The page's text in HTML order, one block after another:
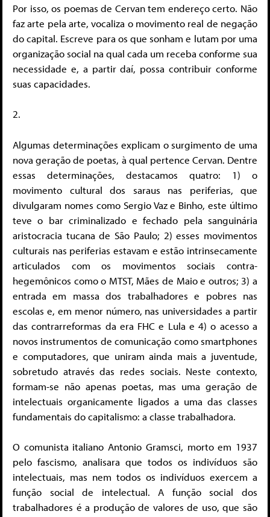
Por isso, os poemas de Cervan tem endereço certo. Não
faz arte pela arte, vocaliza o movimento real de negação
do capital. Escreve para os que sonham e lutam por uma
organização social na qual cada um receba conforme sua
necessidade e, a partir daí, possa contribuir conforme
suas capacidades.
2.
Algumas determinações explicam o surgimento de uma
nova geração de poetas, à qual pertence Cervan. Dentre
essas determinações, destacamos quatro: 1) o
movimento cultural dos saraus nas periferias, que
divulgaram nomes como Sergio Vaz e Binho, este último
teve o bar criminalizado e fechado pela sanguinária
aristocracia tucana de São Paulo; 2) esses movimentos
culturais nas periferias estavam e estão intrinsecamente
articulados com os movimentos sociais contra-
hegemônicos como o MTST, Mães de Maio e outros; 3) a
entrada em massa dos trabalhadores e pobres nas
escolas e, em menor número, nas universidades a partir
das contrarreformas da era FHC e Lula e 4) o acesso a
novos instrumentos de comunicação como smartphones
e computadores, que uniram ainda mais a juventude,
sobretudo através das redes sociais. Neste contexto,
formam-se não apenas poetas, mas uma geração de
intelectuais organicamente ligados a uma das classes
fundamentais do capitalismo: a classe trabalhadora.
O comunista italiano Antonio Gramsci, morto em 1937
pelo fascismo, analisara que todos os indivíduos são
intelectuais, mas nem todos os indivíduos exercem a
função social de intelectual. A função social dos
trabalhadores é a produção de valores de uso, que são